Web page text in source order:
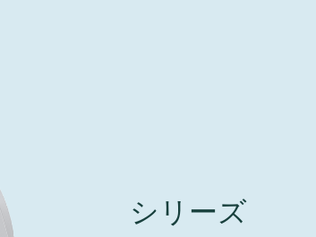
で精密技
VAT Media Release on
インバルブ、シリンダーバルブ
シリーズ